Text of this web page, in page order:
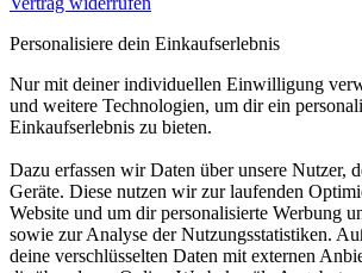
Personalisiere dein Einkaufserlebnis
Nur mit deiner individuellen Einwilligung
und weitere Technologien, um dir ein
Einkaufserlebnis zu bieten.
Dazu erfassen wir Daten über unsere Nutzer,
Geräte. Diese nutzen wir zur laufenden
Website und um dir personalisierte Werbung
sowie zur Analyse der Nutzungsstatistiken.
deine verschlüsselten Daten mit externen